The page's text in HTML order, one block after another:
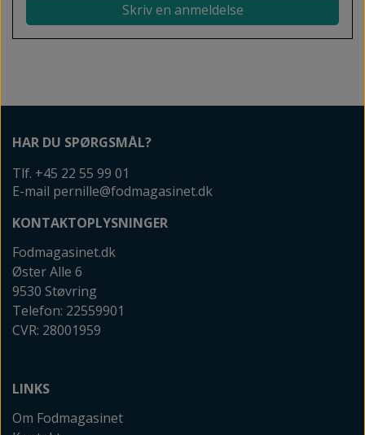
Skriv en anmeldelse
HAR DU SPØRGSMÅL?
Tlf. +45 22 55 99 01
E-mail pernille@fodmagasinet.dk
KONTAKTOPLYSNINGER
Fodmagasinet.dk
Øster Alle 6
9530 Støvring
Telefon: 22559901
CVR: 28001959
LINKS
Om Fodmagasinet